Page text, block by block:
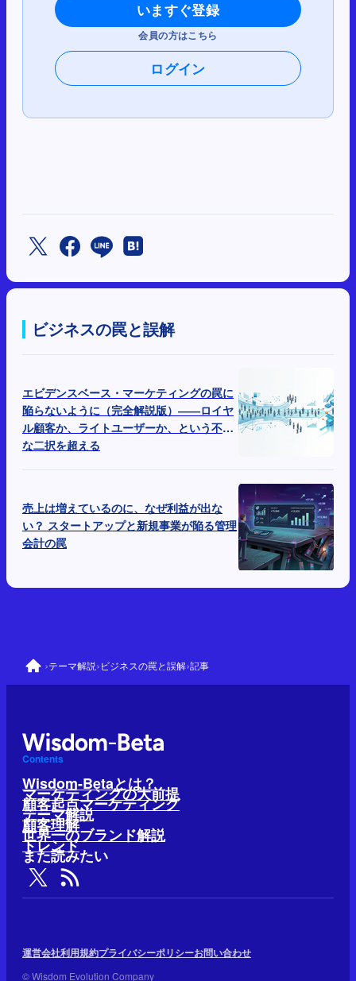
いますぐ登録
会員の方はこちら
ログイン
ビジネスの罠と誤解
エビデンスベース・マーケティングの罠に
陥らないように（完全解説版）――ロイヤ
ル顧客か、ライトユーザーか、という不毛
な二択を超える
売上は増えているのに、なぜ利益が出な
い？ スタートアップと新規事業が陥る管理
会計の罠
›テーマ解説›ビジネスの罠と誤解›記事
Contents
Wisdom-Betaとは？
マーケティングの大前提
顧客起点マーケティング
テーマ解説
顧客理解
世界一のブランド解説
トレンド
また読みたい
運営会社利用規約プライバシーポリシーお問い合わせ
© Wisdom Evolution Company